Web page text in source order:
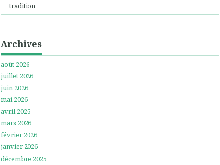
tradition
Archives
août 2026
juillet 2026
juin 2026
mai 2026
avril 2026
mars 2026
février 2026
janvier 2026
décembre 2025